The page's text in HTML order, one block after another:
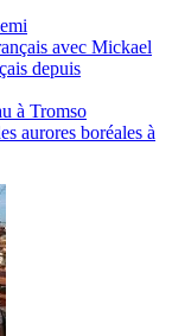
avec Mickael
depuis
à Tromso
aurores boréales à